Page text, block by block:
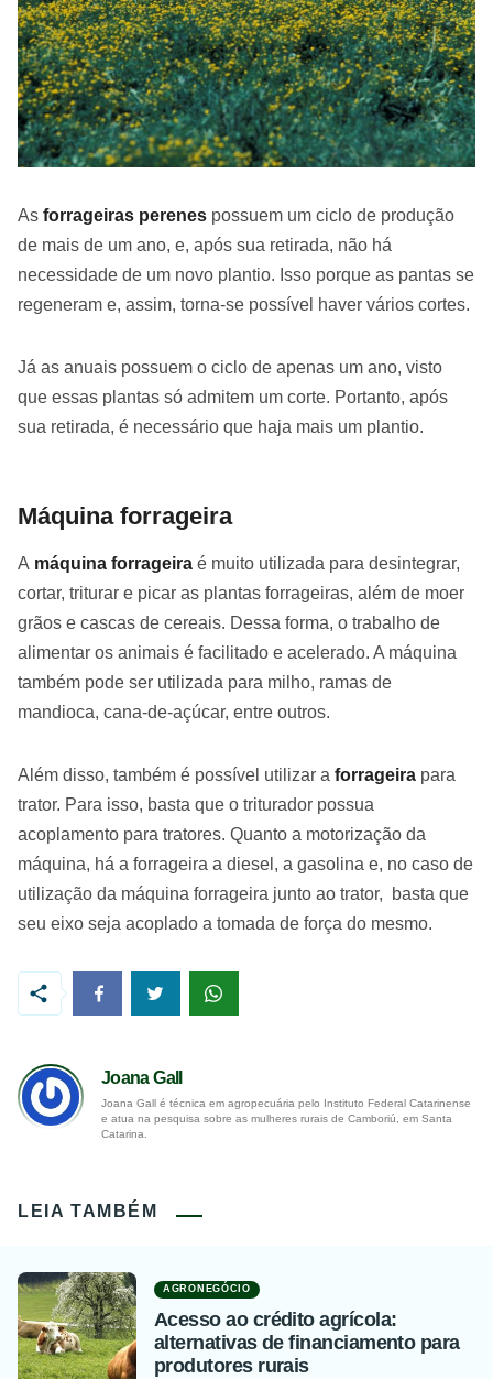
As forrageiras perenes possuem um ciclo de produção
de mais de um ano, e, após sua retirada, não há
necessidade de um novo plantio. Isso porque as pantas se
regeneram e, assim, torna-se possível haver vários cortes.
Já as anuais possuem o ciclo de apenas um ano, visto
que essas plantas só admitem um corte. Portanto, após
sua retirada, é necessário que haja mais um plantio.
Máquina forrageira
A máquina forrageira é muito utilizada para desintegrar,
cortar, triturar e picar as plantas forrageiras, além de moer
grãos e cascas de cereais. Dessa forma, o trabalho de
alimentar os animais é facilitado e acelerado. A máquina
também pode ser utilizada para milho, ramas de
mandioca, cana-de-açúcar, entre outros.
Além disso, também é possível utilizar a forrageira para
trator. Para isso, basta que o triturador possua
acoplamento para tratores. Quanto a motorização da
máquina, há a forrageira a diesel, a gasolina e, no caso de
utilização da máquina forrageira junto ao trator, basta que
seu eixo seja acoplado a tomada de força do mesmo.
Joana Gall
Joana Gall é técnica em agropecuária pelo Instituto Federal Catarinense
e atua na pesquisa sobre as mulheres rurais de Camboriú, em Santa
Catarina.
LEIA TAMBÉM
AGRONEGÓCIO
Acesso ao crédito agrícola:
alternativas de financiamento para
produtores rurais